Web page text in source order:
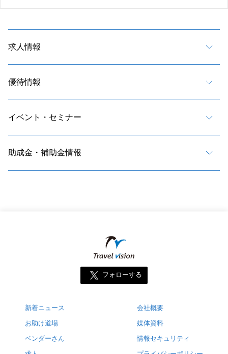
求人情報
優待情報
イベント・セミナー
助成金・補助金情報
フォローする
新着ニュース
お助け道場
ベンダーさん
会社概要
媒体資料
情報セキュリティ